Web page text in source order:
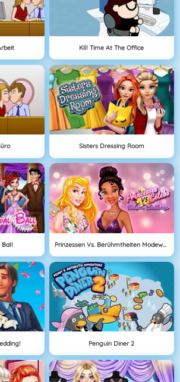
Kill Time At The Office
Sisters Dressing Room
Ball Prinzessen Vs. Berühmtheiten Modewettbewerb
Penguin Diner 2